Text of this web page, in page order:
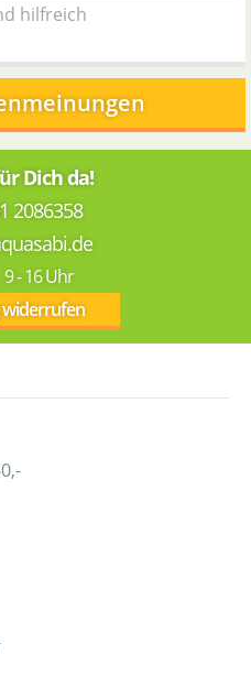
hilfreich
Dich da!
2086358
- 16 Uhr